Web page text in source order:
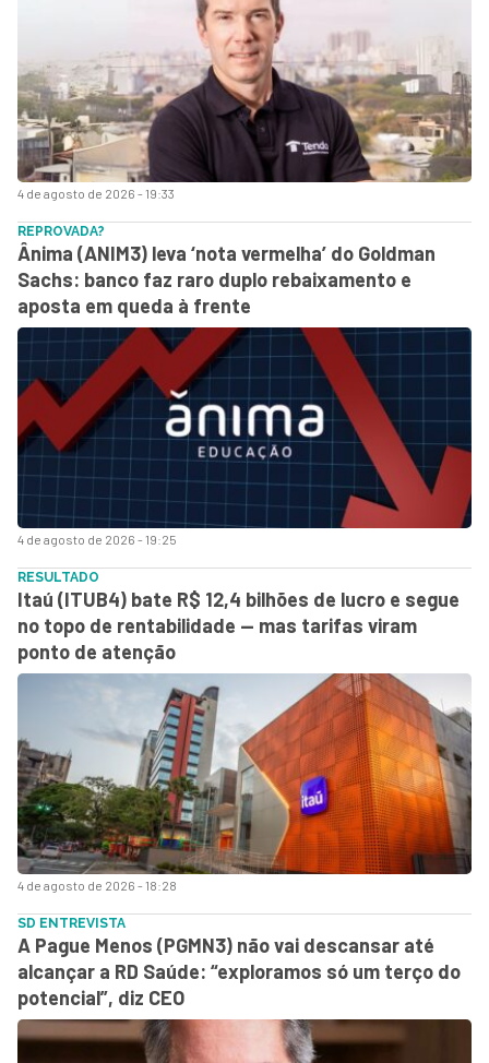
4 de agosto de 2026 - 19:33
4 de agosto de 2026 - 19:25
REPROVADA?
Ânima (ANIM3) leva ‘nota vermelha’ do Goldman
Sachs: banco faz raro duplo rebaixamento e
aposta em queda à frente
4 de agosto de 2026 - 18:28
RESULTADO
Itaú (ITUB4) bate R$ 12,4 bilhões de lucro e segue
no topo de rentabilidade — mas tarifas viram
ponto de atenção
SD ENTREVISTA
A Pague Menos (PGMN3) não vai descansar até
alcançar a RD Saúde: “exploramos só um terço do
potencial”, diz CEO